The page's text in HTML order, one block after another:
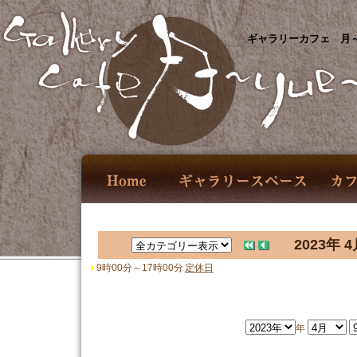
ギャラリーカフェ 月
2023年 4
9時00分～17時00分 定休日
年